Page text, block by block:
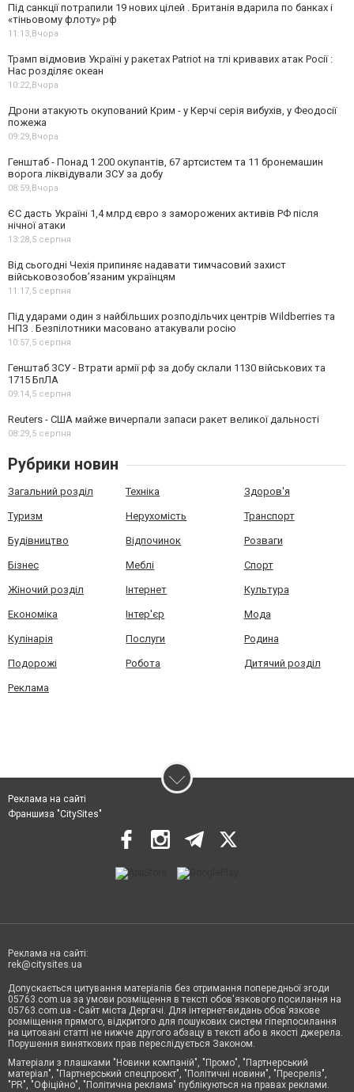
Під санкції потрапили 19 нових цілей . Британія вдарила по банках і
«тіньовому флоту» рф
11:13,Вчора
Трамп відмовив Україні у ракетах Patriot на тлі кривавих атак Росії :
Нас розділяє океан
10:22,Вчора
Дрони атакують окупований Крим - у Керчі серія вибухів, у Феодосії
пожежа
09:29,Вчора
Генштаб - Понад 1 200 окупантів, 67 артсистем та 11 бронемашин
ворога ліквідували ЗСУ за добу
08:59,Вчора
ЄС дасть Україні 1,4 млрд євро з заморожених активів РФ після
нічної атаки
13:28,5 серпня
Від сьогодні Чехія припиняє надавати тимчасовий захист
військовозобов’язаним українцям
11:17,5 серпня
Під ударами один з найбільших розподільчих центрів Wildberries та
НПЗ . Безпілотники масовано атакували росію
10:57,5 серпня
Генштаб ЗСУ - Втрати армії рф за добу склали 1130 військових та
1715 БпЛА
09:14,5 серпня
Reuters - США майже вичерпали запаси ракет великої дальності
08:29,5 серпня
Рубрики новин
Загальний розділ Техніка Здоров'я
Туризм Нерухомість Транспорт
Будівництво Відпочинок Розваги
Бізнес Меблі Спорт
Жіночий розділ Інтернет Культура
Економіка Інтер'єр Мода
Кулінарія Послуги Родина
Подорожі Робота Дитячий розділ
Реклама
Реклама на сайті
Франшиза "CitySites"
Реклама на сайті:
rek@citysites.ua
Допускається цитування матеріалів без отримання попередньої згоди
05763.com.ua за умови розміщення в тексті обов'язкового посилання на
05763.com.ua - Сайт міста Дергачі. Для інтернет-видань обов'язкове
розміщення прямого, відкритого для пошукових систем гіперпосилання
на цитовані статті не нижче другого абзацу в тексті або в якості джерела.
Порушення виняткових прав переслідується Законом.
Матеріали з плашками "Новини компаній", "Промо", "Партнерський
матеріал", "Партнерський спецпроєкт", "Політичні новини", "Пресреліз",
"PR", "Офіційно", "Політична реклама" публікуються на правах реклами.